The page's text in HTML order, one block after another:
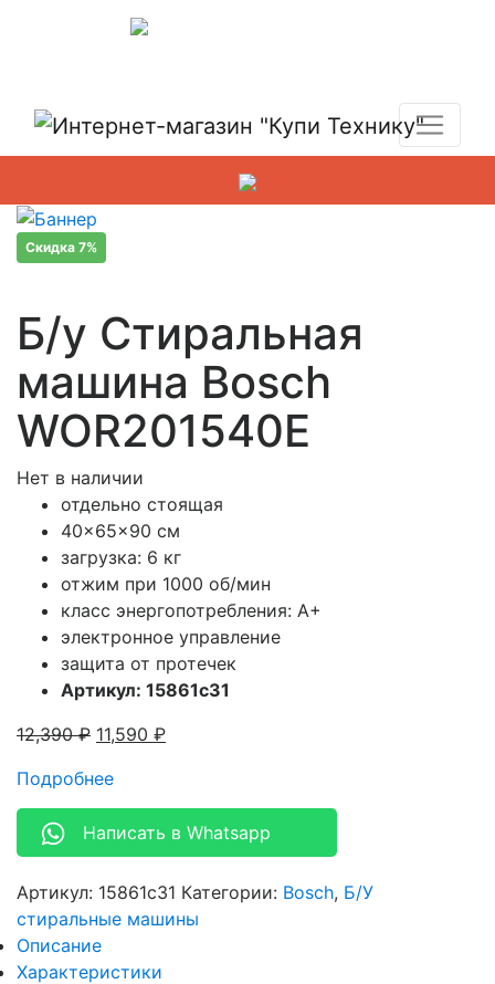
Скидка 7%
Б/у Стиральная
машина Bosch
WOR201540E
Нет в наличии
отдельно стоящая
40x65x90 см
загрузка: 6 кг
отжим при 1000 об/мин
класс энергопотребления: A+
электронное управление
защита от протечек
Артикул: 15861c31
12,390₽ 11,590 ₽
Подробнее
Написать в Whatsapp
Артикул: 15861c31 Категории: Bosch, Б/У
стиральные машины
Описание
Характеристики